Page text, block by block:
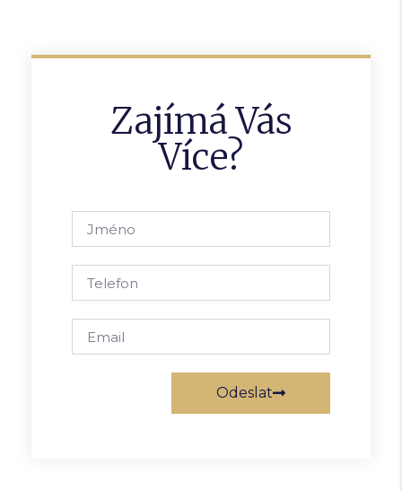
Zajímá Vás
Více?
Odeslat